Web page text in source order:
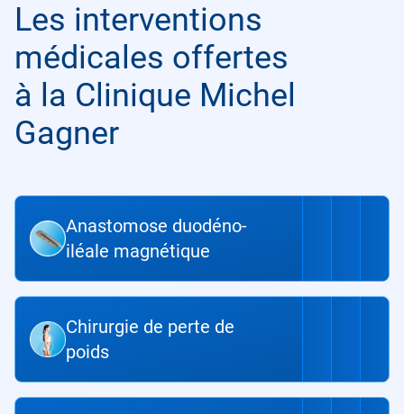
Les interventions
médicales offertes
à la Clinique Michel
Gagner
Anastomose duodéno-
iléale magnétique
Chirurgie de perte de
poids